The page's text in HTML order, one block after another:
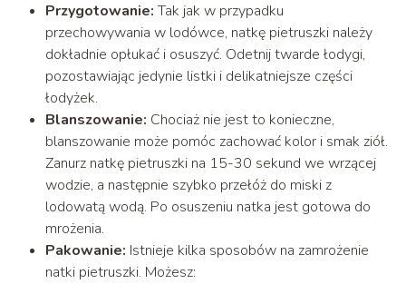
Przygotowanie:Tak jak w przypadku
przechowywania w lodówce, natkę pietruszki należy
dokładnie opłukać i osuszyć. Odetnij twarde łodygi,
pozostawiając jedynie listki i delikatniejsze części
łodyżek.
Blanszowanie: Chociaż nie jest to konieczne,
blanszowanie może pomóc zachować kolor i smak ziół.
Zanurz natkę pietruszki na 15-30 sekund we wrzącej
wodzie, a następnie szybko przełóż do miski z
lodowatą wodą. Po osuszeniu natka jest gotowa do
mrożenia.
Pakowanie: Istnieje kilka sposobów na zamrożenie
natki pietruszki. Możesz: